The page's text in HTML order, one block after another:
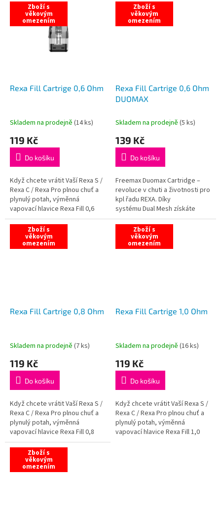
Zboží s
věkovým
omezením
Rexa Fill Cartrige 0,6 Ohm
Skladem na prodejně (14 ks)
119 Kč
Do košíku
Když chcete vrátit Vaší Rexa S /
Rexa C / Rexa Pro plnou chuť a
plynulý potah, výměnná
vapovací hlavice Rexa Fill 0,6
Ω je rychlé řešení bez
zbytečných...
Zboží s
věkovým
omezením
Rexa Fill Cartrige 0,6 Ohm
DUOMAX
Skladem na prodejně (5 ks)
139 Kč
Do košíku
Freemax Duomax Cartridge –
revoluce v chuti a životnosti pro
kpl řadu REXA. Díky
systému Dual Mesh získáte
větší odpařovací
plochu, okamžitý...
Zboží s
věkovým
omezením
Rexa Fill Cartrige 0,8 Ohm
Skladem na prodejně (7 ks)
119 Kč
Do košíku
Když chcete vrátit Vaší Rexa S /
Rexa C / Rexa Pro plnou chuť a
plynulý potah, výměnná
vapovací hlavice Rexa Fill 0,8
Ω je rychlé řešení bez
zbytečných...
Zboží s
věkovým
omezením
Rexa Fill Cartrige 1,0 Ohm
Skladem na prodejně (16 ks)
119 Kč
Do košíku
Když chcete vrátit Vaší Rexa S /
Rexa C / Rexa Pro plnou chuť a
plynulý potah, výměnná
vapovací hlavice Rexa Fill 1,0
Zboží s
věkovým
omezením